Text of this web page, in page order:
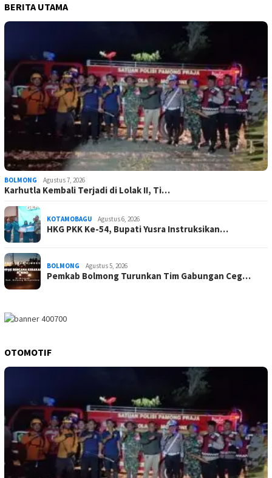
BERITA UTAMA
BOLMONG Agustus 7, 2026
Karhutla Kembali Terjadi di Lolak II, Ti…
KOTAMOBAGU Agustus 6, 2026
HKG PKK Ke-54, Bupati Yusra Instruksikan…
BOLMONG Agustus 5, 2026
Pemkab Bolmong Turunkan Tim Gabungan Ceg…
OTOMOTIF